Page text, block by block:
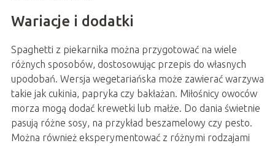
Wariacje i dodatki
Spaghetti z piekarnika można przygotować na wiele
różnych sposobów, dostosowując przepis do własnych
upodobań. Wersja wegetariańska może zawierać warzywa
takie jak cukinia, papryka czy bakłażan. Miłośnicy owoców
morza mogą dodać krewetki lub małże. Do dania świetnie
pasują różne sosy, na przykład beszamelowy czy pesto.
Można również eksperymentować z różnymi rodzajami